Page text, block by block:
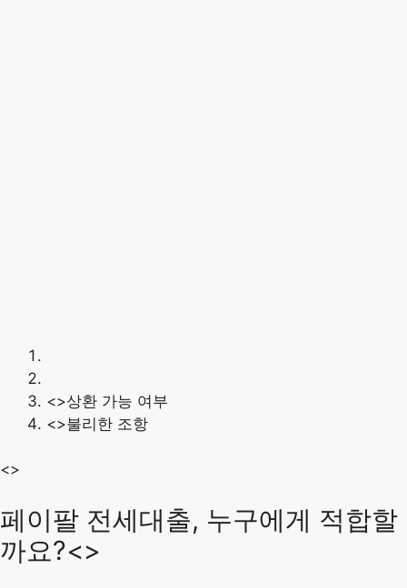
<>상환 가능 여부
<>불리한 조항
<>
페이팔 전세대출, 누구에게 적합할
까요?<>